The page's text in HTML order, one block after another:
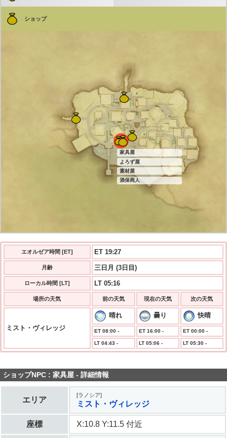
ショップ
家具屋
よろず屋
素材屋
酒保商人
エオルゼア時間 [ET] ET 19:27
月齢 三日月 (3日目)
ローカル時間 [LT] LT 05:16
場所の天気 前の天気 現在の天気 次の天気
ミスト・ヴィレッジ
晴れ 曇り 快晴
ET 08:00 - ET 16:00 - ET 00:00 -
LT 04:43 - LT 05:06 - LT 05:30 -
ショップNPC : 家具屋 - 詳細情報
エリア
[ラノシア]
ミスト・ヴィレッジ
座標 X:10.8 Y:11.5 付近